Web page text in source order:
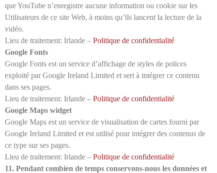
que YouTube n’enregistre aucune information ou cookie sur les
Utilisateurs de ce site Web, à moins qu’ils lancent la lecture de la
vidéo.
Lieu de traitement: Irlande – Politique de confidentialité
Google Fonts
Google Fonts est un service d’affichage de styles de polices
exploité par Google Ireland Limited et sert à intégrer ce contenu
dans ses pages.
Lieu de traitement: Irlande – Politique de confidentialité
Google Maps widget
Google Maps est un service de visualisation de cartes fourni par
Google Ireland Limited et est utilisé pour intégrer des contenus de
ce type sur ses pages.
Lieu de traitement: Irlande – Politique de confidentialité
11. Pendant combien de temps conservons-nous les données et